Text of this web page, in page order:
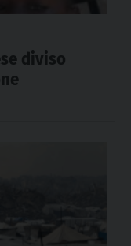
diviso